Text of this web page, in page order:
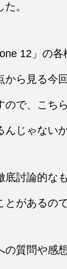
た。
12」の
から見る今
ので、こち
んじゃない
底討論的な
とがあるの
の質問や感